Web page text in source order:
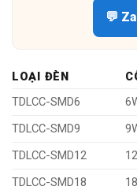
💬
LOẠI ĐÈN
TDLCC-SMD6
TDLCC-SMD9
TDLCC-SMD12
TDLCC-SMD18